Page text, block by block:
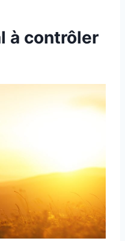
à contrôler